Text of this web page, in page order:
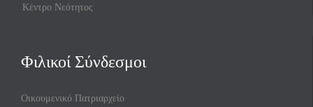
Κέντρο Νεότητος
Φιλικοί Σύνδεσμοι
Οικουμενικό Πατριαρχείο